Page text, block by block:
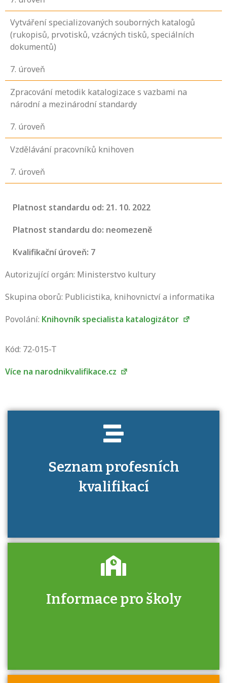
Vytváření specializovaných souborných katalogů
(rukopisů, prvotisků, vzácných tisků, speciálních
dokumentů)
7. úroveň
Zpracování metodik katalogizace s vazbami na
národní a mezinárodní standardy
7. úroveň
Vzdělávání pracovníků knihoven
7. úroveň
Platnost standardu od: 21. 10. 2022
Platnost standardu do: neomezeně
Kvalifikační úroveň: 7
Autorizující orgán: Ministerstvo kultury
Skupina oborů: Publicistika, knihovnictví a informatika
Povolání: Knihovník specialista katalogizátor
Kód: 72-015-T
Více na narodnikvalifikace.cz
Seznam profesních
kvalifikací
Víte, jaké dovednosti musíte pro danou
Informace pro školy
Zjistěte, jak se přihlásit ke zkoušce a kde